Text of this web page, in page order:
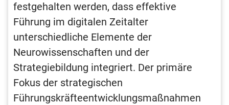
festgehalten werden, dass effektive
Führung im digitalen Zeitalter
unterschiedliche Elemente der
Neurowissenschaften und der
Strategiebildung integriert. Der primäre
Fokus der strategischen
Führungskräfteentwicklungsmaßnahmen